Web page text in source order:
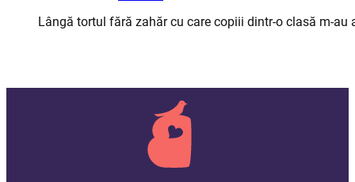
Lângă tortul fără zahăr cu care copiii dintr-o clasă m-